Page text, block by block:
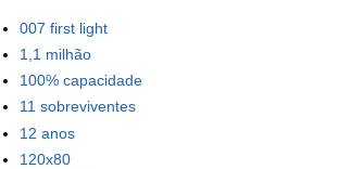
007 first light
1,1 milhão
100% capacidade
11 sobreviventes
12 anos
120x80